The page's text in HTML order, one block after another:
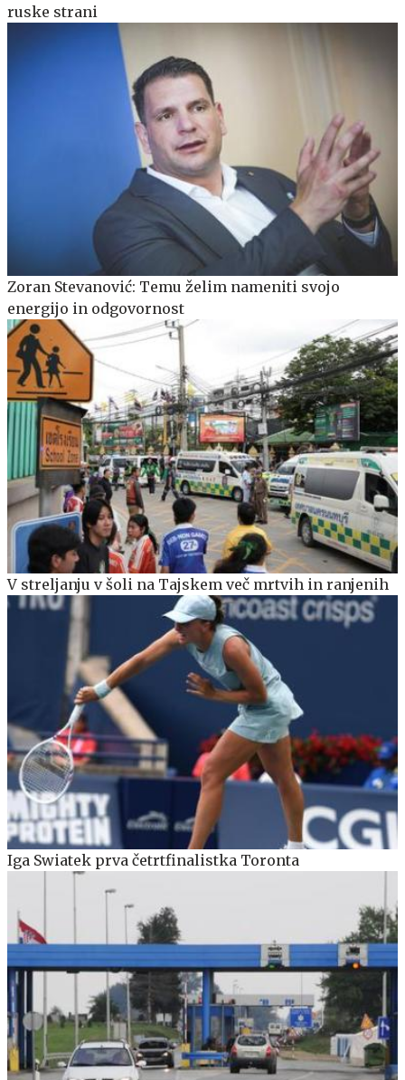
ruske strani
Zoran Stevanović: Temu želim nameniti svojo
energijo in odgovornost
V streljanju v šoli na Tajskem več mrtvih in ranjenih
Iga Swiatek prva četrtfinalistka Toronta